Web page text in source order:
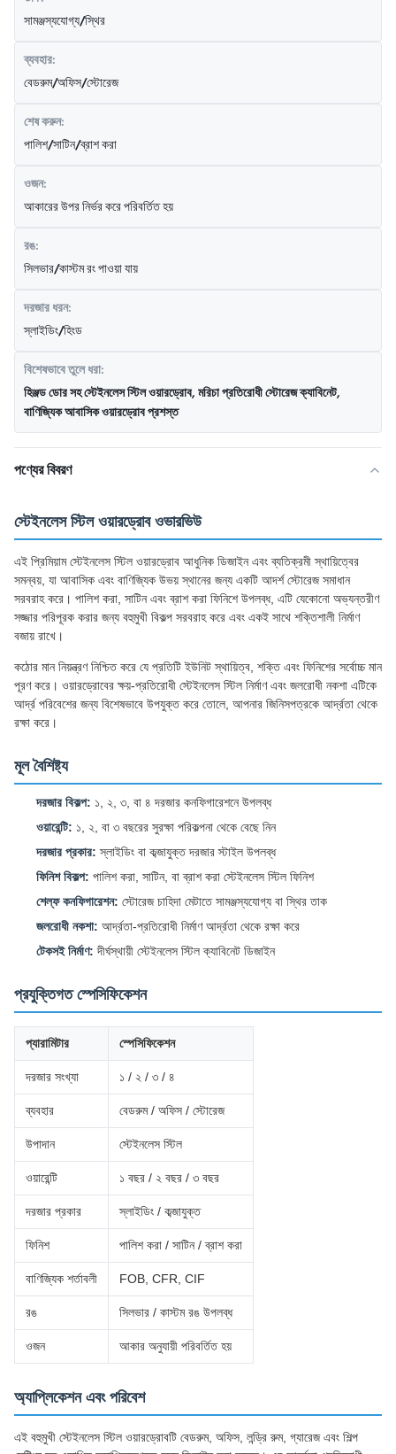
সামঞ্জস্যযোগ্য/স্থির
ব্যবহার:
বেডরুম/অফিস/স্টোরেজ
শেষ করুন:
পালিশ/সাটিন/ব্রাশ করা
ওজন:
আকারের উপর নির্ভর করে পরিবর্তিত হয়
রঙ:
সিলভার/কাস্টম রং পাওয়া যায়
দরজার ধরন:
স্লাইডিং/হিংড
বিশেষভাবে তুলে ধরা:
হিঞ্জড ডোর সহ স্টেইনলেস স্টিল ওয়ারড্রোব,মরিচা প্রতিরোধী স্টোরেজ ক্যাবিনেট,
বাণিজ্যিক আবাসিক ওয়ারড্রোব প্রশস্ত
পণ্যের বিবরণ
স্টেইনলেস স্টিল ওয়ারড্রোব ওভারভিউ
এই প্রিমিয়াম স্টেইনলেস স্টিল ওয়ারড্রোব আধুনিক ডিজাইন এবং ব্যতিক্রমী স্থায়িত্বের
সমন্বয়, যা আবাসিক এবং বাণিজ্যিক উভয় স্থানের জন্য একটি আদর্শ স্টোরেজ সমাধান
সরবরাহ করে। পালিশ করা, সাটিন এবং ব্রাশ করা ফিনিশে উপলব্ধ, এটি যেকোনো অভ্যন্তরীণ
সজ্জার পরিপূরক করার জন্য বহুমুখী বিকল্প সরবরাহ করে এবং একই সাথে শক্তিশালী নির্মাণ
বজায় রাখে।
কঠোর মান নিয়ন্ত্রণ নিশ্চিত করে যে প্রতিটি ইউনিট স্থায়িত্ব, শক্তি এবং ফিনিশের সর্বোচ্চ মান
পূরণ করে। ওয়ারড্রোবের ক্ষয়-প্রতিরোধী স্টেইনলেস স্টিল নির্মাণ এবং জলরোধী নকশা এটিকে
আর্দ্র পরিবেশের জন্য বিশেষভাবে উপযুক্ত করে তোলে, আপনার জিনিসপত্রকে আর্দ্রতা থেকে
রক্ষা করে।
মূল বৈশিষ্ট্য
দরজার বিকল্প: ১, ২, ৩, বা ৪ দরজার কনফিগারেশনে উপলব্ধ
ওয়ারেন্টি: ১, ২, বা ৩ বছরের সুরক্ষা পরিকল্পনা থেকে বেছে নিন
দরজার প্রকার: স্লাইডিং বা কব্জাযুক্ত দরজার স্টাইল উপলব্ধ
ফিনিশ বিকল্প: পালিশ করা, সাটিন, বা ব্রাশ করা স্টেইনলেস স্টিল ফিনিশ
শেল্ফ কনফিগারেশন: স্টোরেজ চাহিদা মেটাতে সামঞ্জস্যযোগ্য বা স্থির তাক
জলরোধী নকশা: আর্দ্রতা-প্রতিরোধী নির্মাণ আর্দ্রতা থেকে রক্ষা করে
টেকসই নির্মাণ: দীর্ঘস্থায়ী স্টেইনলেস স্টিল ক্যাবিনেট ডিজাইন
প্রযুক্তিগত স্পেসিফিকেশন
প্যারামিটার স্পেসিফিকেশন
দরজার সংখ্যা ১ / ২ / ৩ / ৪
ব্যবহার বেডরুম / অফিস / স্টোরেজ
উপাদান স্টেইনলেস স্টিল
ওয়ারেন্টি ১ বছর / ২ বছর / ৩ বছর
দরজার প্রকার স্লাইডিং / কব্জাযুক্ত
ফিনিশ পালিশ করা / সাটিন / ব্রাশ করা
বাণিজ্যিক শর্তাবলী FOB, CFR, CIF
রঙ সিলভার / কাস্টম রঙ উপলব্ধ
ওজন আকার অনুযায়ী পরিবর্তিত হয়
অ্যাপ্লিকেশন এবং পরিবেশ
এই বহুমুখী স্টেইনলেস স্টিল ওয়ারড্রোবটি বেডরুম, অফিস, লন্ড্রি রুম, গ্যারেজ এবং শিল্প